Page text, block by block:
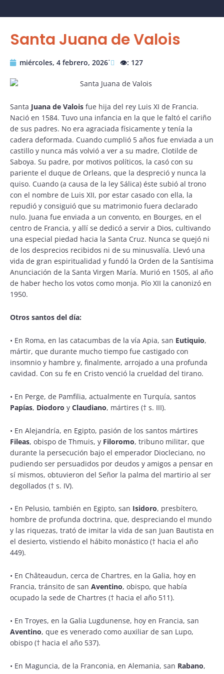
Santa Juana de Valois
miércoles, 4 febrero, 2026˙ 👁️: 127
Santa Juana de Valois fue hija del rey Luis XI de Francia.
Nació en 1584. Tuvo una infancia en la que le faltó el cariño
de sus padres. No era agraciada físicamente y tenía la
cadera deformada. Cuando cumplió 5 años fue enviada a un
castillo y nunca más volvió a ver a su madre, Clotilde de
Saboya. Su padre, por motivos políticos, la casó con su
pariente el duque de Orleans, que la despreció y nunca la
quiso. Cuando (a causa de la ley Sálica) éste subió al trono
con el nombre de Luis XII, por estar casado con ella, la
repudió y consiguió que su matrimonio fuera declarado
nulo. Juana fue enviada a un convento, en Bourges, en el
centro de Francia, y allí se dedicó a servir a Dios, cultivando
una especial piedad hacia la Santa Cruz. Nunca se quejó ni
de los desprecios recibidos ni de su minusvalía. Llevó una
vida de gran espiritualidad y fundó la Orden de la Santísima
Anunciación de la Santa Virgen María. Murió en 1505, al año
de haber hecho los votos como monja. Pío XII la canonizó en
1950.
Otros santos del día:
• En Roma, en las catacumbas de la vía Apia, san Eutiquio,
mártir, que durante mucho tiempo fue castigado con
insomnio y hambre y, finalmente, arrojado a una profunda
cavidad. Con su fe en Cristo venció la crueldad del tirano.
• En Perge, de Pamfilia, actualmente en Turquía, santos
Papías, Diodoro y Claudiano, mártires († s. III).
• En Alejandría, en Egipto, pasión de los santos mártires
Fileas, obispo de Thmuis, y Filoromo, tribuno militar, que
durante la persecución bajo el emperador Diocleciano, no
pudiendo ser persuadidos por deudos y amigos a pensar en
sí mismos, obtuvieron del Señor la palma del martirio al ser
degollados († s. IV).
• En Pelusio, también en Egipto, san Isidoro, presbítero,
hombre de profunda doctrina, que, despreciando el mundo
y las riquezas, trató de imitar la vida de san Juan Bautista en
el desierto, vistiendo el hábito monástico († hacia el año
449).
• En Châteaudun, cerca de Chartres, en la Galia, hoy en
Francia, tránsito de san Aventino, obispo, que había
ocupado la sede de Chartres († hacia el año 511).
• En Troyes, en la Galia Lugdunense, hoy en Francia, san
Aventino, que es venerado como auxiliar de san Lupo,
obispo († hacia el año 537).
• En Maguncia, de la Franconia, en Alemania, san Rabano,